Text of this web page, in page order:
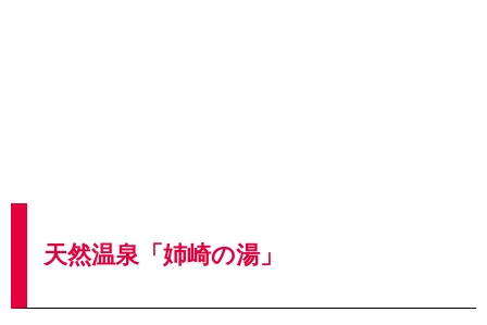
天然温泉「姉崎の湯」